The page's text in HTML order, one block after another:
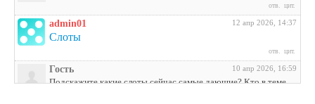
отв. цит.
admin01 12 апр 2026, 14:37
Слоты
отв. цит.
Гость 10 апр 2026, 16:59
Подскажите какие слоты сейчас самые дающие? Кто в теме